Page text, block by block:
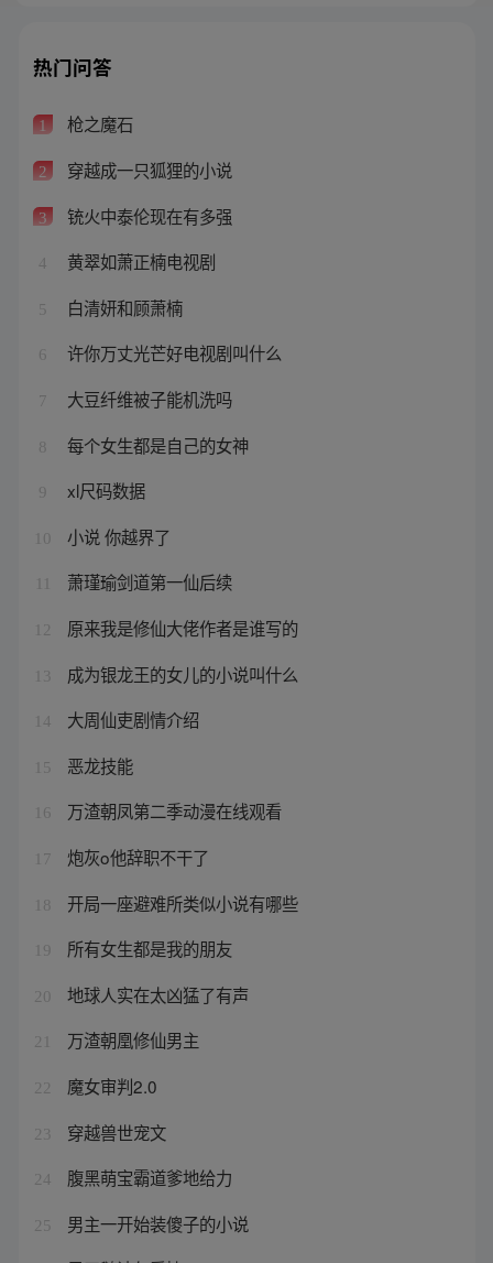
热门问答
1 枪之魔石
2 穿越成一只狐狸的小说
3 铳火中泰伦现在有多强
4 黄翠如萧正楠电视剧
5 白清妍和顾萧楠
6 许你万丈光芒好电视剧叫什么
7 大豆纤维被子能机洗吗
8 每个女生都是自己的女神
9 xl尺码数据
10 小说 你越界了
萧瑾瑜剑道第一仙后续
12 原来我是修仙大佬作者是谁写的
13 成为银龙王的女儿的小说叫什么
14 大周仙吏剧情介绍
15 恶龙技能
16 万渣朝凤第二季动漫在线观看
17 炮灰o他辞职不干了
18 开局一座避难所类似小说有哪些
19 所有女生都是我的朋友
20 地球人实在太凶猛了有声
21 万渣朝凰修仙男主
22 魔女审判2.0
23 穿越兽世宠文
24 腹黑萌宝霸道爹地给力
25 男主一开始装傻子的小说